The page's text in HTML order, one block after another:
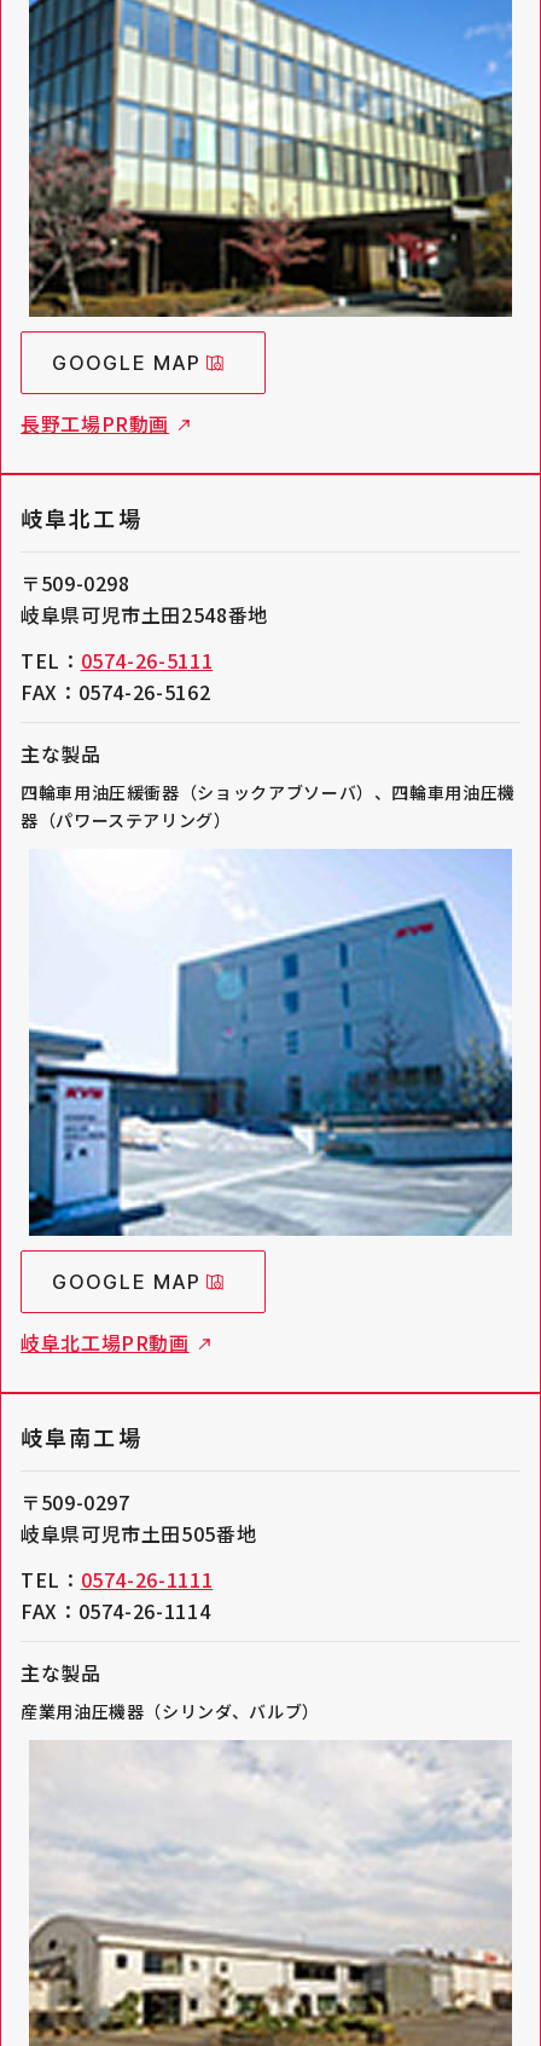
GOOGLE MAP
長野工場PR動画
GOOGLE MAP
岐阜北工場PR動画
岐阜北工場
〒509-0298
岐阜県可児市土田2548番地
TEL： 0574-26-5111
FAX：0574-26-5162
主な製品
四輪車用油圧緩衝器（ショックアブソーバ）、四輪車用油圧機
器（パワーステアリング）
岐阜南工場
〒509-0297
岐阜県可児市土田505番地
TEL： 0574-26-1111
FAX：0574-26-1114
主な製品
産業用油圧機器（シリンダ、バルブ）